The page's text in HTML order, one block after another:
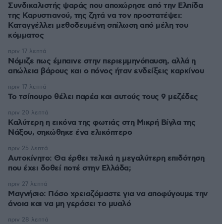
Συνδικαλιστής ψαράς που αποχώρησε από την Ελπίδα
της Καρυστιανού, της ζητά να τον προστατέψει:
Καταγγέλλει μεθοδευμένη σπίλωση από μέλη του
κόμματος
Νόμιζε πως έμπαινε στην περιεμμηνόπαυση, αλλά η
απώλεια βάρους και ο πόνος ήταν ενδείξεις καρκίνου
πριν 17 λεπτά
Το τσίπουρο θέλει παρέα και αυτούς τους 9 μεζέδες
πριν 17 λεπτά
Καλύτερη η εικόνα της φωτιάς στη Μικρή Βίγλα της
Νάξου, σηκώθηκε ένα ελικόπτερο
πριν 20 λεπτά
Αυτοκίνητο: Θα έρθει τελικά η μεγαλύτερη επιδότηση
που έχει δοθεί ποτέ στην Ελλάδα;
πριν 25 λεπτά
Μαγνήσιο: Πόσο χρειαζόμαστε για να αποφύγουμε την
άνοια και να μη γεράσει το μυαλό
πριν 27 λεπτά
πριν 28 λεπτά